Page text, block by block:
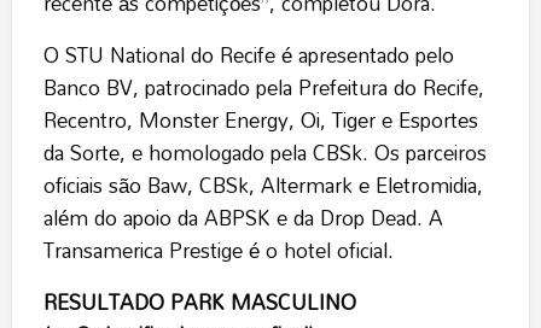
O STU National do Recife é apresentado pelo
Banco BV, patrocinado pela Prefeitura do Recife,
Recentro, Monster Energy, Oi, Tiger e Esportes
da Sorte, e homologado pela CBSk. Os parceiros
oficiais são Baw, CBSk, Altermark e Eletromidia,
além do apoio da ABPSK e da Drop Dead. A
Transamerica Prestige é o hotel oficial.
RESULTADO PARK MASCULINO